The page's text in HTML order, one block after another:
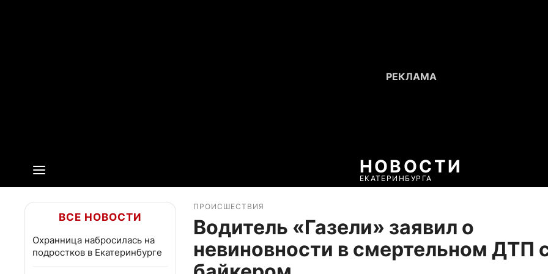
НОВОСТИ
ЕКАТЕРИНБУРГА
ВСЕ НОВОСТИ
Охранница набросилась на
подростков в Екатеринбурге
ПРОИСШЕСТВИЯ
Водитель «Газели» заявил о
невиновности в смертельном ДТП